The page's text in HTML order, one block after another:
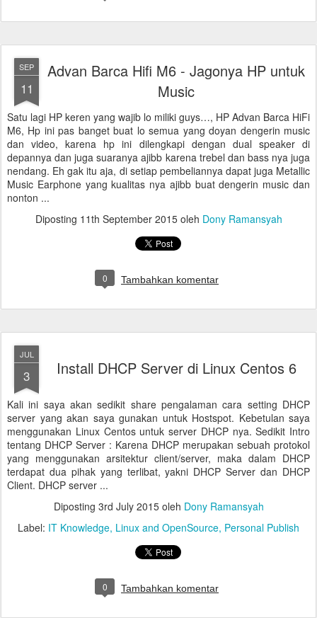
SEP
11
Advan Barca Hifi M6 - Jagonya HP untuk
Music
Satu lagi HP keren yang wajib lo miliki guys…, HP Advan Barca HiFi
M6, Hp ini pas banget buat lo semua yang doyan dengerin music
dan video, karena hp ini dilengkapi dengan dual speaker di
depannya dan juga suaranya ajibb karena trebel dan bass nya juga
nendang. Eh gak itu aja, di setiap pembeliannya dapat juga Metallic
Music Earphone yang kualitas nya ajibb buat dengerin music dan
nonton ...
Diposting 11th September 2015oleh Dony Ramansyah
0 Tambahkan komentar
JUL
3 Install DHCP Server di Linux Centos 6
Kali ini saya akan sedikit share pengalaman cara setting DHCP
server yang akan saya gunakan untuk Hostspot. Kebetulan saya
menggunakan Linux Centos untuk server DHCP nya. Sedikit Intro
tentang DHCP Server : Karena DHCP merupakan sebuah protokol
yang menggunakan arsitektur client/server, maka dalam DHCP
terdapat dua pihak yang terlibat, yakni DHCP Server dan DHCP
Client. DHCP server ...
Diposting 3rd July 2015oleh Dony Ramansyah
Label: IT Knowledge Linux and OpenSource Personal Publish
0 Tambahkan komentar